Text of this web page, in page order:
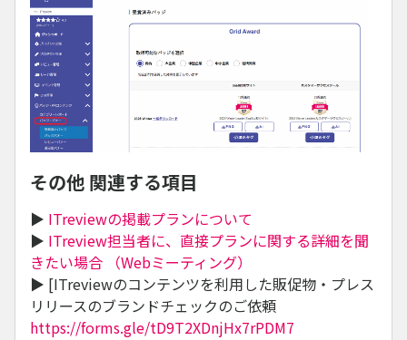
その他 関連する項目
▶ ITreviewの掲載プランについて
▶ ITreview担当者に、直接プランに関する詳細を聞
きたい場合 （Webミーティング）
▶ [ITreviewのコンテンツを利用した販促物・プレス
リリースのブランドチェックのご依頼
https://forms.gle/tD9T2XDnjHx7rPDM7